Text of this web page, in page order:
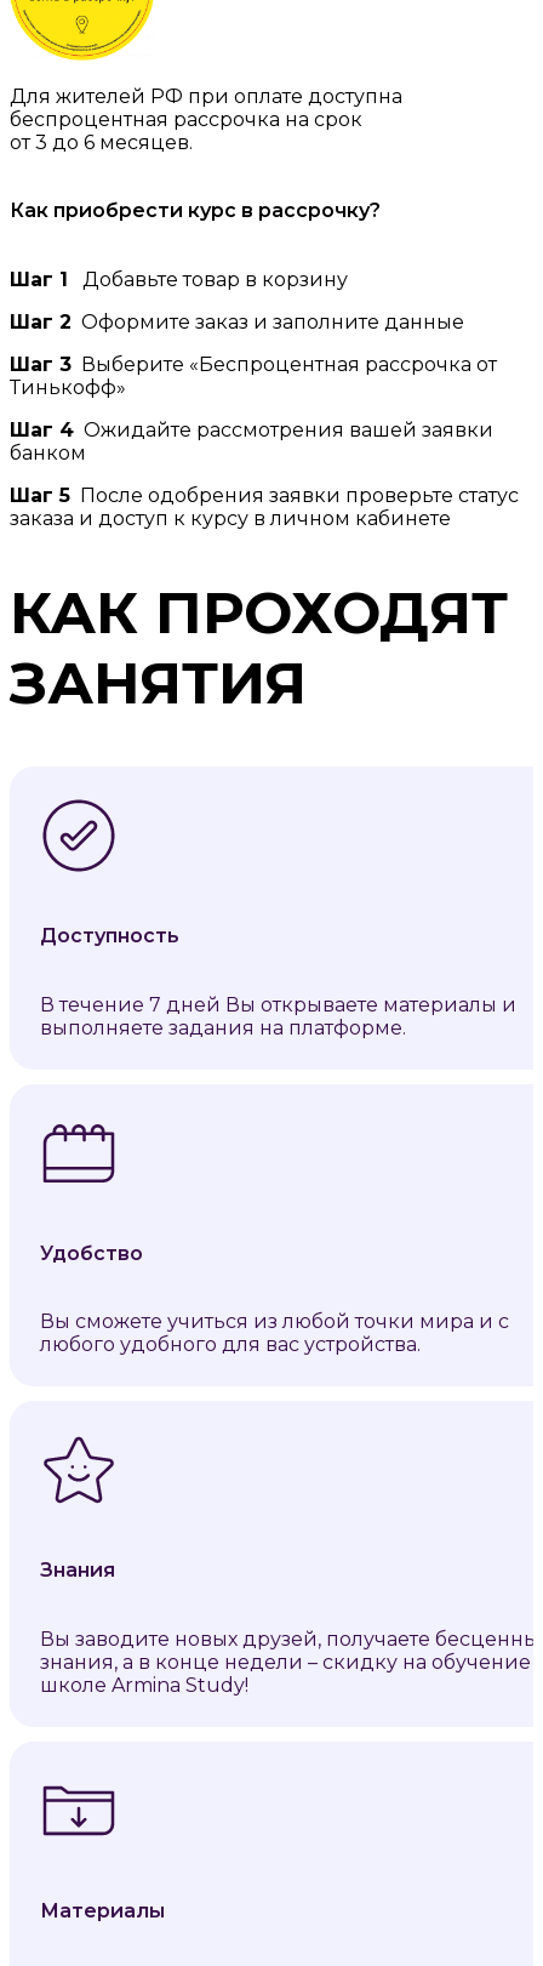
Для жителей РФ при оплате доступна
беспроцентная рассрочка на срок
от 3 до 6 месяцев.
Как приобрести курс в рассрочку?
Шаг 1 Добавьте товар в корзину
Шаг 2 Оформите заказ и заполните данные
Шаг 3 Выберите «Беспроцентная рассрочка от
Тинькофф»
Шаг 4 Ожидайте рассмотрения вашей заявки
банком
Шаг 5 После одобрения заявки проверьте статус
заказа и доступ к курсу в личном кабинете
КАК ПРОХОДЯТ
ЗАНЯТИЯ
Доступность
В течение 7 дней Вы открываете материалы и
выполняете задания на платформе.
Удобство
Вы сможете учиться из любой точки мира и с
любого удобного для вас устройства.
Знания
Вы заводите новых друзей, получаете
знания, а в конце недели – скидку на обучение
школе Armina Study!
Материалы